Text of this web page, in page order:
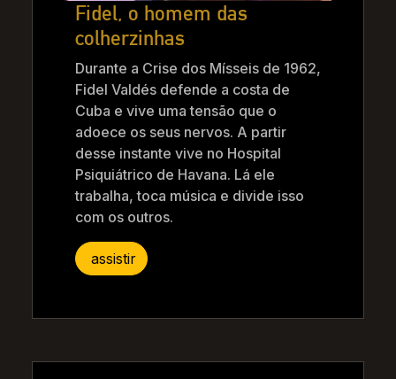
Fidel, o homem das
colherzinhas
Durante a Crise dos Mísseis de 1962,
Fidel Valdés defende a costa de
Cuba e vive uma tensão que o
adoece os seus nervos. A partir
desse instante vive no Hospital
Psiquiátrico de Havana. Lá ele
trabalha, toca música e divide isso
com os outros.
assistir